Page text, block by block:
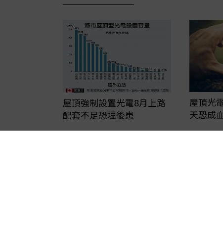
屋頂強制設置光電8月上路
配套不足恐埋後患
屋頂光
天恐成